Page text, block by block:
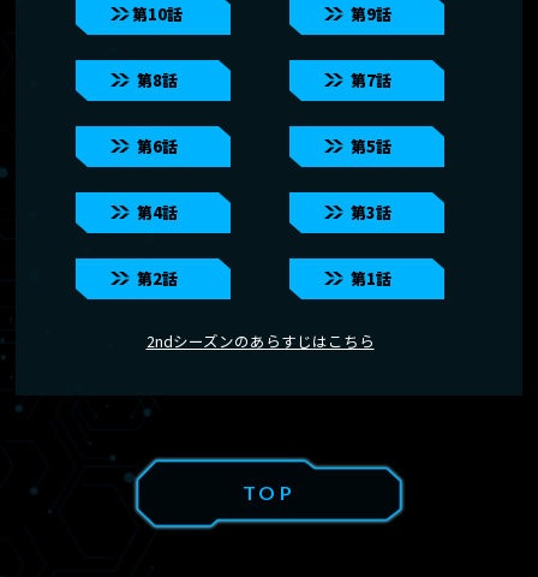
第10話 第9話
第8話 第7話
第6話 第5話
第4話 第3話
第2話 第1話
2ndシーズンのあらすじはこちら
TOP